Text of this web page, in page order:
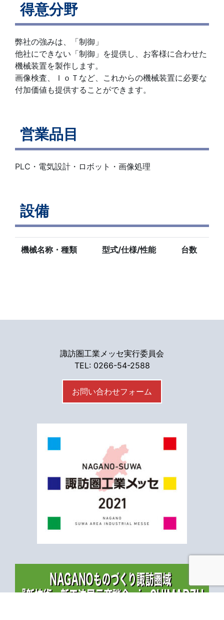
得意分野
弊社の強みは、「制御」
他社にできない「制御」を提供し、お客様に合わせた
機械装置を製作します。
画像検査、ＩｏＴなど、これからの機械装置に必要な
付加価値も提供することができます。
営業品目
PLC・電気設計・ロボット・画像処理
設備
機械名称・種類 型式/仕様/性能 台数
諏訪圏工業メッセ実行委員会
TEL: 0266-54-2588
お問い合わせフォーム